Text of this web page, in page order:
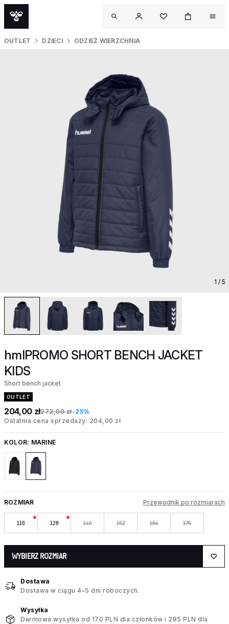
OUTLET DZIECI ODZIEŻ WIERZCHNIA
1 / 5
hmlPROMO SHORT BENCH JACKET
KIDS
Short bench jacket
OUTLET
204,00 zł272,00 zł-25%
Ostatnia cena sprzedaży: 204,00 zł
KOLOR: MARINE
ROZMIAR Przewodnik po rozmiarach
116 128 140 152 164 176
WYBIERZ ROZMIAR
Dostawa
Dostawa w ciągu 4–5 dni roboczych.
Wysyłka
Darmowa wysyłka od 170 PLN dla członków i 285 PLN dla